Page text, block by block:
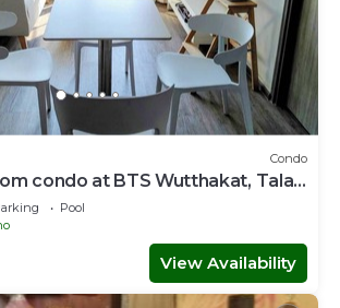
Condo
condo at BTS Wutthakat, Talat
Pool
View Availability